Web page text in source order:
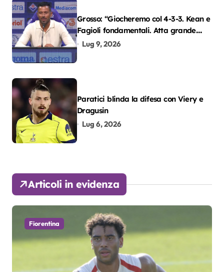
Grosso: “Giocheremo col 4-3-3. Kean e
Fagioli fondamentali. Atta grande
colpo”
Lug 9, 2026
Paratici blinda la difesa con Viery e
Dragusin
Lug 6, 2026
Articoli in evidenza
Fiorentina